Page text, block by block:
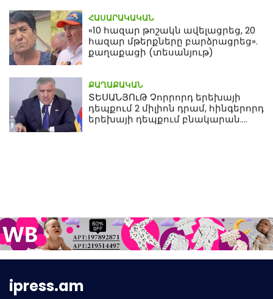
ՀԱՍԱՐԱԿԱԿԱՆ
«10 հազար թոշակն ավելացրեց, 20
հազար մթերքները բարձրացրեց».
քաղաքացի (տեսանյութ)
ՔԱՂԱՔԱԿԱՆ
ՏԵՍԱՆՅՈւԹ Չորրորդ երեխայի
դեպքում 2 միլիոն դրամ, հինգերորդ
երեխայի դեպքում բնակարան.
ipress.am